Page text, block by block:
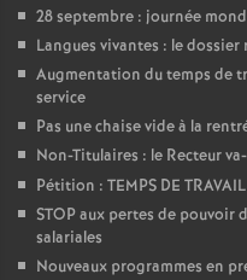
28 septembre : journée
Langues vivantes : le dossier
Augmentation du temps de
service
Pas une chaise vide à la
Non-Titulaires : le Recteur
Pétition : TEMPS DE
STOP aux pertes de pouvoir
salariales
Nouveaux programmes en